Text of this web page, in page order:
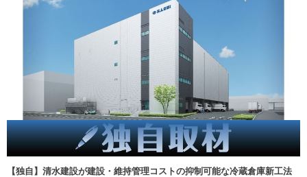
【独自】清水建設が建設・維持管理コストの抑制可能な冷蔵倉庫新工法